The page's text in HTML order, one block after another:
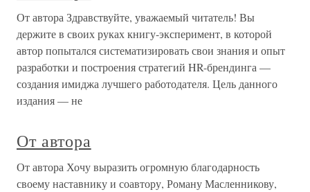
От автора Здравствуйте, уважаемый читатель! Вы
держите в своих руках книгу-эксперимент, в которой
автор попытался систематизировать свои знания и опыт
разработки и построения стратегий HR-брендинга —
создания имиджа лучшего работодателя. Цель данного
издания — не
От автора
От автора Хочу выразить огромную благодарность
своему наставнику и соавтору, Роману Масленникову,